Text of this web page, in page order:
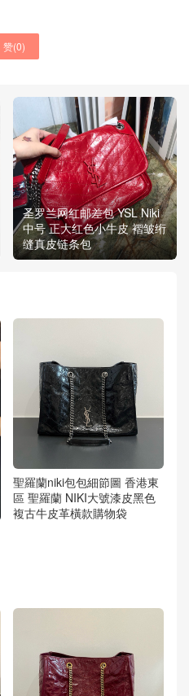
赞(0)
圣罗兰网红邮差包 YSL Niki
中号 正大红色小牛皮 褶皱绗
缝真皮链条包
聖羅蘭niki包包細節圖 香港東
區 聖羅蘭 NIKI大號漆皮黑色
複古牛皮革橫款購物袋